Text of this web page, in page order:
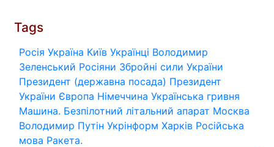
Tags
Росія Україна Київ Українці Володимир
Зеленський Росіяни Збройні сили України
Президент (державна посада) Президент
України Європа Німеччина Українська гривня
Машина. Безпілотний літальний апарат Москва
Володимир Путін Укрінформ Харків Російська
мова Ракета.